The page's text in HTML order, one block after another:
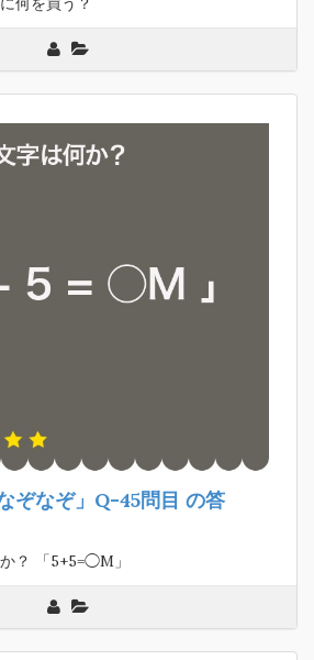
ぞなぞ」Q-45問目 の答
？ 「5+5=◯M」